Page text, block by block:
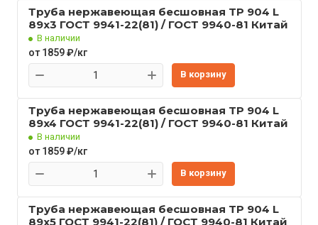
Труба нержавеющая бесшовная TP 904 L
89x3 ГОСТ 9941-22(81) / ГОСТ 9940-81 Китай
В наличии
от 1859 ₽/кг
В корзину
Труба нержавеющая бесшовная TP 904 L
89x4 ГОСТ 9941-22(81) / ГОСТ 9940-81 Китай
В наличии
от 1859 ₽/кг
В корзину
Труба нержавеющая бесшовная TP 904 L
89x5 ГОСТ 9941-22(81) / ГОСТ 9940-81 Китай